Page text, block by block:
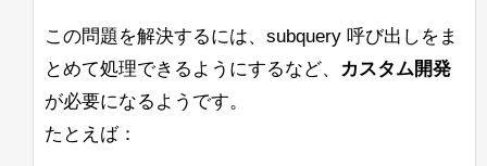
以下は私たちの起動コマンドの例です：
よろしくお願いします。
したがって、BreakIteratorや関連する情
報について詳しく学ぶための良いリソー
スはありますか？ここではコードの調査
この問題を解決するには、subquery 呼び出しをま
とめて処理できるようにするなど、
カスタム開発
が必要になるようです。
たとえば：